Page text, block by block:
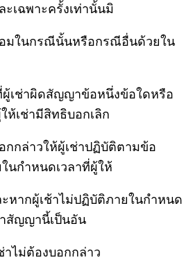
เฉพาะครั้งเท่านั้นมิ
อมในกรณีนั้นหรือกรณีอื่นด้วยใน
าผิดสัญญาข้อหนึ่งข้อใดหรือ
ห้เช่ามีสิทธิบอกเลิก
กล่าวให้ผู้เช่าปฏิบัติตามข้อ
นกำหนดเวลาที่ผู้ให้
หากผู้เช้าไม่ปฏิบัติภายในกำหนด
าสัญญานี้เป็นอัน
าไม่ต้องบอกกล่าว